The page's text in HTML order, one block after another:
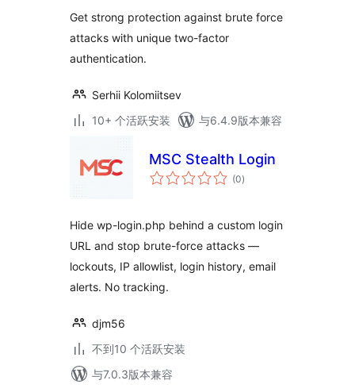
Get strong protection against brute force
attacks with unique two-factor
authentication.
Serhii Kolomiitsev
10+ 个活跃安装
与6.4.9版本兼容
MSC Stealth Login
(0总
评)
Hide wp-login.php behind a custom login
URL and stop brute-force attacks —
lockouts, IP allowlist, login history, email
alerts. No tracking.
djm56
不到10 个活跃安装
与7.0.3版本兼容